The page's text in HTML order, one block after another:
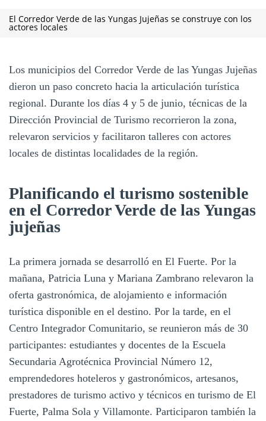
El Corredor Verde de las Yungas Jujeñas se construye con los
actores locales
Los municipios del Corredor Verde de las Yungas Jujeñas
dieron un paso concreto hacia la articulación turística
regional. Durante los días 4 y 5 de junio, técnicas de la
Dirección Provincial de Turismo recorrieron la zona,
relevaron servicios y facilitaron talleres con actores
locales de distintas localidades de la región.
Planificando el turismo sostenible
en el Corredor Verde de las Yungas
jujeñas
La primera jornada se desarrolló en El Fuerte. Por la
mañana, Patricia Luna y Mariana Zambrano relevaron la
oferta gastronómica, de alojamiento e información
turística disponible en el destino. Por la tarde, en el
Centro Integrador Comunitario, se reunieron más de 30
participantes: estudiantes y docentes de la Escuela
Secundaria Agrotécnica Provincial Número 12,
emprendedores hoteleros y gastronómicos, artesanos,
prestadores de turismo activo y técnicos en turismo de El
Fuerte, Palma Sola y Villamonte. Participaron también la